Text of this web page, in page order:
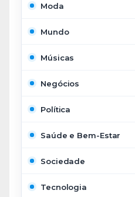
Moda
Mundo
Músicas
Negócios
Política
Saúde e Bem-Estar
Sociedade
Tecnologia